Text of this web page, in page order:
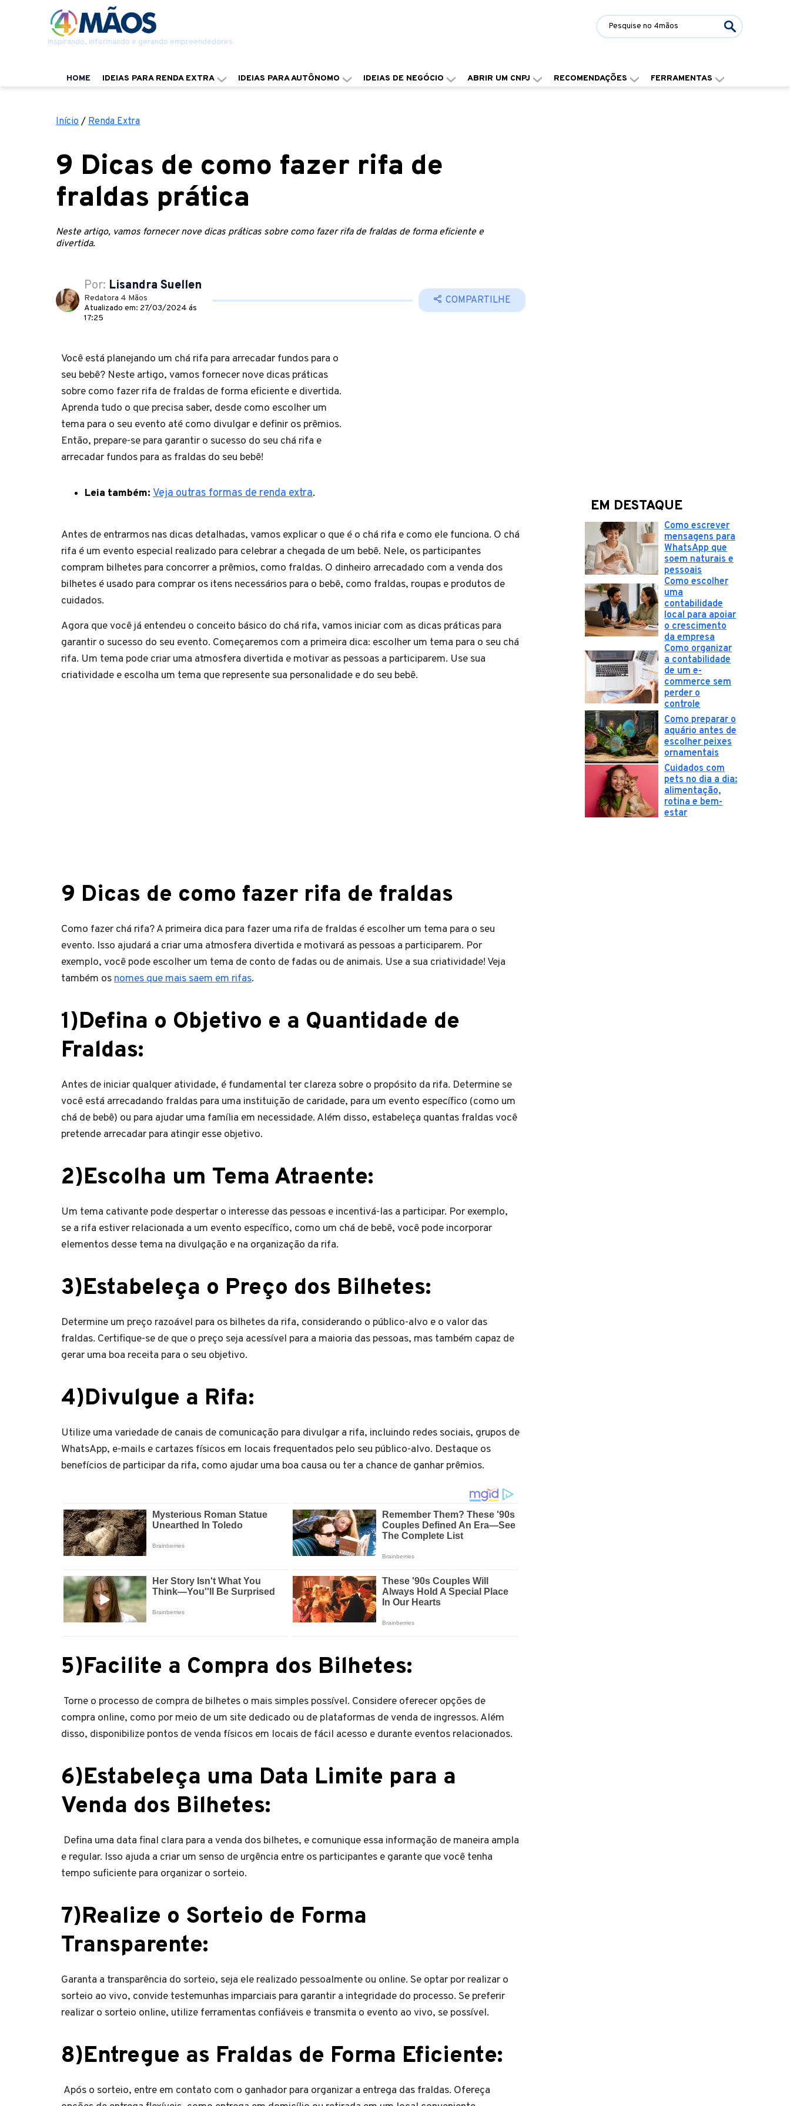
Inspirando, informando e gerando empreendedores
HOME IDEIAS PARA RENDA EXTRA IDEIAS PARA AUTÔNOMO IDEIAS DE NEGÓCIO ABRIR UM CNPJ RECOMENDAÇÕES FERRAMENTAS
Início / Renda Extra
9 Dicas de como fazer rifa de
fraldas prática
Neste artigo, vamos fornecer nove dicas práticas sobre como fazer rifa de fraldas de forma eficiente e
divertida.
Por: Lisandra Suellen
Redatora 4 Mãos
Atualizado em: 27/03/2024 ás
17:25
COMPARTILHE
Você está planejando um chá rifa para arrecadar fundos para o
seu bebê? Neste artigo, vamos fornecer nove dicas práticas
sobre como fazer rifa de fraldas de forma eficiente e divertida.
Aprenda tudo o que precisa saber, desde como escolher um
tema para o seu evento até como divulgar e definir os prêmios.
Então, prepare-se para garantir o sucesso do seu chá rifa e
arrecadar fundos para as fraldas do seu bebê!
Leia também: Veja outras formas de renda extra.
Antes de entrarmos nas dicas detalhadas, vamos explicar o que é o chá rifa e como ele funciona. O chá
rifa é um evento especial realizado para celebrar a chegada de um bebê. Nele, os participantes
compram bilhetes para concorrer a prêmios, como fraldas. O dinheiro arrecadado com a venda dos
bilhetes é usado para comprar os itens necessários para o bebê, como fraldas, roupas e produtos de
cuidados.
Agora que você já entendeu o conceito básico do chá rifa, vamos iniciar com as dicas práticas para
garantir o sucesso do seu evento. Começaremos com a primeira dica: escolher um tema para o seu chá
rifa. Um tema pode criar uma atmosfera divertida e motivar as pessoas a participarem. Use sua
criatividade e escolha um tema que represente sua personalidade e do seu bebê.
9 Dicas de como fazer rifa de fraldas
Como fazer chá rifa? A primeira dica para fazer uma rifa de fraldas é escolher um tema para o seu
evento. Isso ajudará a criar uma atmosfera divertida e motivará as pessoas a participarem. Por
exemplo, você pode escolher um tema de conto de fadas ou de animais. Use a sua criatividade! Veja
também os nomes que mais saem em rifas.
1)Defina o Objetivo e a Quantidade de
Fraldas:
Antes de iniciar qualquer atividade, é fundamental ter clareza sobre o propósito da rifa. Determine se
você está arrecadando fraldas para uma instituição de caridade, para um evento específico (como um
chá de bebê) ou para ajudar uma família em necessidade. Além disso, estabeleça quantas fraldas você
pretende arrecadar para atingir esse objetivo.
2)Escolha um Tema Atraente:
Um tema cativante pode despertar o interesse das pessoas e incentivá-las a participar. Por exemplo,
se a rifa estiver relacionada a um evento específico, como um chá de bebê, você pode incorporar
elementos desse tema na divulgação e na organização da rifa.
3)Estabeleça o Preço dos Bilhetes:
Determine um preço razoável para os bilhetes da rifa, considerando o público-alvo e o valor das
fraldas. Certifique-se de que o preço seja acessível para a maioria das pessoas, mas também capaz de
gerar uma boa receita para o seu objetivo.
4)Divulgue a Rifa:
Utilize uma variedade de canais de comunicação para divulgar a rifa, incluindo redes sociais, grupos de
WhatsApp, e-mails e cartazes físicos em locais frequentados pelo seu público-alvo. Destaque os
benefícios de participar da rifa, como ajudar uma boa causa ou ter a chance de ganhar prêmios.
5)Facilite a Compra dos Bilhetes:
Torne o processo de compra de bilhetes o mais simples possível. Considere oferecer opções de
compra online, como por meio de um site dedicado ou de plataformas de venda de ingressos. Além
disso, disponibilize pontos de venda físicos em locais de fácil acesso e durante eventos relacionados.
6)Estabeleça uma Data Limite para a
Venda dos Bilhetes:
Defina uma data final clara para a venda dos bilhetes, e comunique essa informação de maneira ampla
e regular. Isso ajuda a criar um senso de urgência entre os participantes e garante que você tenha
tempo suficiente para organizar o sorteio.
7)Realize o Sorteio de Forma
Transparente:
Garanta a transparência do sorteio, seja ele realizado pessoalmente ou online. Se optar por realizar o
sorteio ao vivo, convide testemunhas imparciais para garantir a integridade do processo. Se preferir
realizar o sorteio online, utilize ferramentas confiáveis e transmita o evento ao vivo, se possível.
8)Entregue as Fraldas de Forma Eficiente:
Após o sorteio, entre em contato com o ganhador para organizar a entrega das fraldas. Ofereça
EM DESTAQUE
Como escrever
mensagens para
WhatsApp que
soem naturais e
pessoais
Como escolher
uma
contabilidade
local para apoiar
o crescimento
da empresa
Como organizar
a contabilidade
de um e-
commerce sem
perder o
controle
Como preparar o
aquário antes de
escolher peixes
ornamentais
Cuidados com
pets no dia a dia:
alimentação,
rotina e bem-
estar